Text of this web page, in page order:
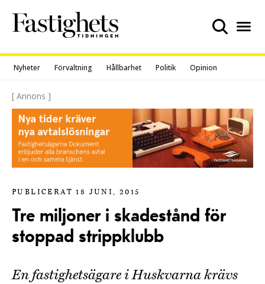
content
Nyheter Förvaltning Hållbarhet Politik Opinion
[ Annons ]
PUBLICERAT 18 JUNI, 2015
Tre miljoner i skadestånd för
stoppad strippklubb
En fastighetsägare i Huskvarna krävs